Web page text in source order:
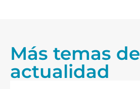
Más temas de
actualidad